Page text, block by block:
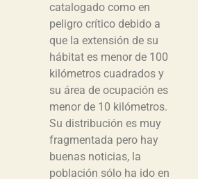
catalogado como en
peligro crítico debido a
que la extensión de su
hábitat es menor de 100
kilómetros cuadrados y
su área de ocupación es
menor de 10 kilómetros.
Su distribución es muy
fragmentada pero hay
buenas noticias, la
población sólo ha ido en